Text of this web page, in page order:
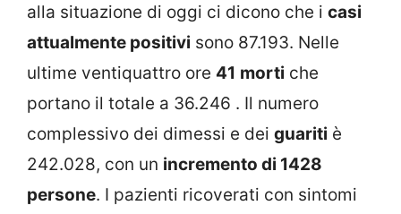
alla situazione di oggi ci dicono che i casi
attualmente positivi sono 87.193. Nelle
ultime ventiquattro ore 41 morti che
portano il totale a 36.246 . Il numero
complessivo dei dimessi e dei guariti è
242.028, con un incremento di 1428
persone. I pazienti ricoverati con sintomi